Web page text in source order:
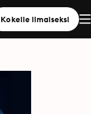
Kokeile ilmaiseksi